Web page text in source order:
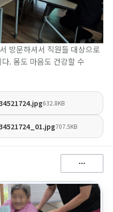
방문하셔서 직원들 대상으로
. 몸도 마음도 건강할 수
632.8KB
707.5KB